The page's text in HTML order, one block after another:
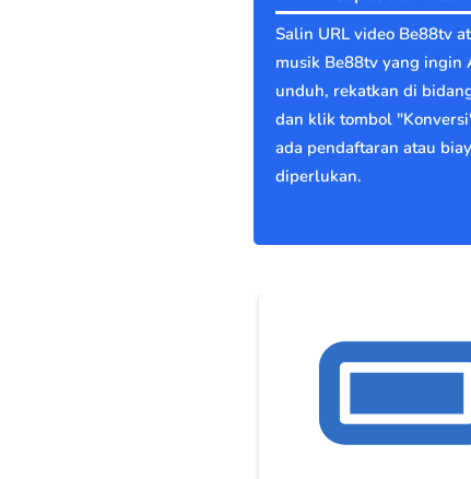
Salin URL video Be88tv
musik Be88tv yang ingin
unduh, rekatkan di
dan klik tombol
ada pendaftaran atau
diperlukan.